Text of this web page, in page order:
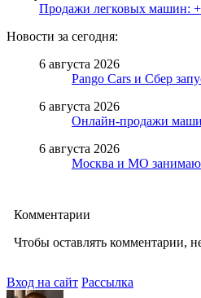
Продажи легковых машин:
Новости за сегодня:
6 августа 2026
Pango Cars и Сбер
6 августа 2026
Онлайн-продажи
6 августа 2026
Москва и МО
Комментарии
Чтобы оставлять комментарии,
Вход на сайт Рассылка